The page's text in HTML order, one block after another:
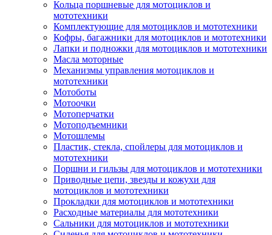
Кольца поршневые для мотоциклов и
мототехники
Комплектующие для мотоциклов и мототехники
Кофры, багажники для мотоциклов и мототехники
Лапки и подножки для мотоциклов и мототехники
Масла моторные
Механизмы управления мотоциклов и
мототехники
Мотоботы
Мотоочки
Мотоперчатки
Мотоподъемники
Мотошлемы
Пластик, стекла, спойлеры для мотоциклов и
мототехники
Поршни и гильзы для мотоциклов и мототехники
Приводные цепи, звезды и кожухи для
мотоциклов и мототехники
Прокладки для мотоциклов и мототехники
Расходные материалы для мототехники
Сальники для мотоциклов и мототехники